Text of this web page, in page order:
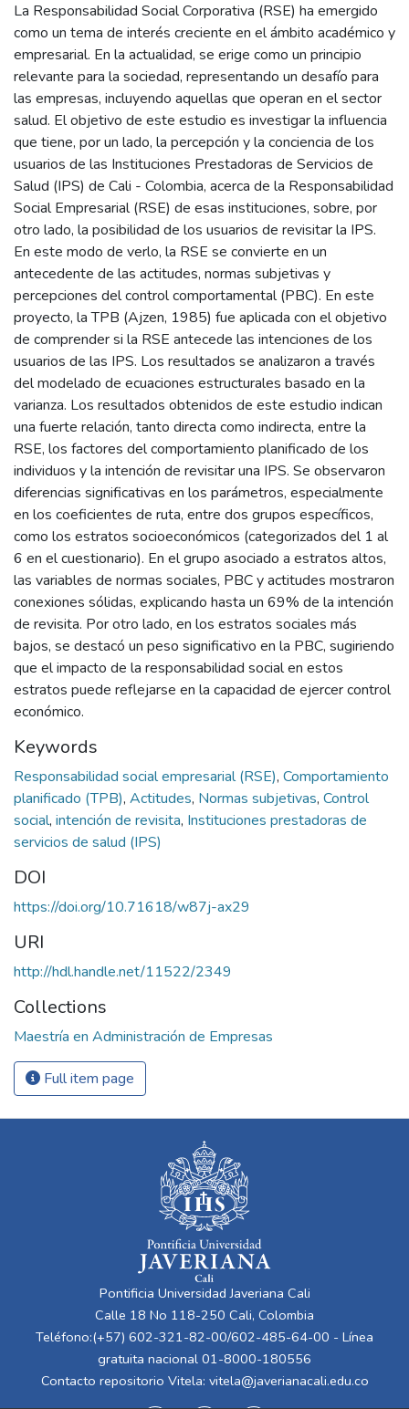
La Responsabilidad Social Corporativa (RSE) ha emergido
como un tema de interés creciente en el ámbito académico y
empresarial. En la actualidad, se erige como un principio
relevante para la sociedad, representando un desafío para
las empresas, incluyendo aquellas que operan en el sector
salud. El objetivo de este estudio es investigar la influencia
que tiene, por un lado, la percepción y la conciencia de los
usuarios de las Instituciones Prestadoras de Servicios de
Salud (IPS) de Cali - Colombia, acerca de la Responsabilidad
Social Empresarial (RSE) de esas instituciones, sobre, por
otro lado, la posibilidad de los usuarios de revisitar la IPS.
En este modo de verlo, la RSE se convierte en un
antecedente de las actitudes, normas subjetivas y
percepciones del control comportamental (PBC). En este
proyecto, la TPB (Ajzen, 1985) fue aplicada con el objetivo
de comprender si la RSE antecede las intenciones de los
usuarios de las IPS. Los resultados se analizaron a través
del modelado de ecuaciones estructurales basado en la
varianza. Los resultados obtenidos de este estudio indican
una fuerte relación, tanto directa como indirecta, entre la
RSE, los factores del comportamiento planificado de los
individuos y la intención de revisitar una IPS. Se observaron
diferencias significativas en los parámetros, especialmente
en los coeficientes de ruta, entre dos grupos específicos,
como los estratos socioeconómicos (categorizados del 1 al
6 en el cuestionario). En el grupo asociado a estratos altos,
las variables de normas sociales, PBC y actitudes mostraron
conexiones sólidas, explicando hasta un 69% de la intención
de revisita. Por otro lado, en los estratos sociales más
bajos, se destacó un peso significativo en la PBC, sugiriendo
que el impacto de la responsabilidad social en estos
estratos puede reflejarse en la capacidad de ejercer control
económico.
Keywords
Responsabilidad social empresarial (RSE), Comportamiento
planificado (TPB), Actitudes, Normas subjetivas, Control
social, intención de revisita, Instituciones prestadoras de
servicios de salud (IPS)
DOI
https://doi.org/10.71618/w87j-ax29
URI
http://hdl.handle.net/11522/2349
Collections
Maestría en Administración de Empresas
Full item page
Pontificia Universidad Javeriana Cali
Calle 18 No 118-250 Cali, Colombia
Teléfono:(+57) 602-321-82-00/602-485-64-00 - Línea
gratuita nacional 01-8000-180556
Contacto repositorio Vitela: vitela@javerianacali.edu.co